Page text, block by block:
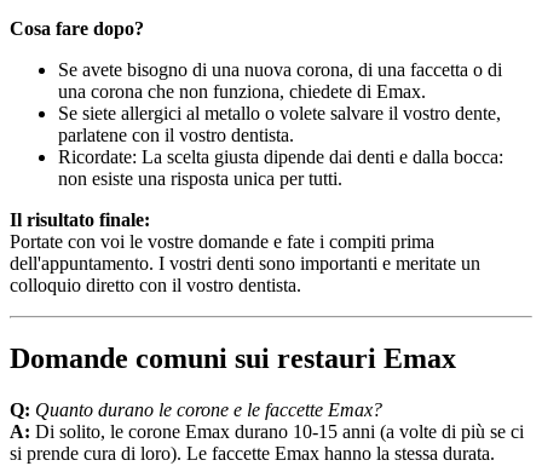
Cosa fare dopo?
Se avete bisogno di una nuova corona, di una faccetta o di
una corona che non funziona, chiedete di Emax.
Se siete allergici al metallo o volete salvare il vostro dente,
parlatene con il vostro dentista.
Ricordate: La scelta giusta dipende dai denti e dalla bocca:
non esiste una risposta unica per tutti.
Il risultato finale:
Portate con voi le vostre domande e fate i compiti prima
dell'appuntamento. I vostri denti sono importanti e meritate un
colloquio diretto con il vostro dentista.
Domande comuni sui restauri Emax
Q: Quanto durano le corone e le faccette Emax?
A: Di solito, le corone Emax durano 10-15 anni (a volte di più se ci
si prende cura di loro). Le faccette Emax hanno la stessa durata.